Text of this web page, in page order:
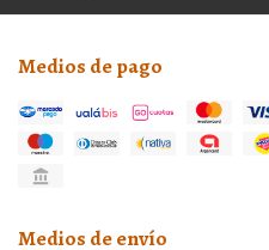
Medios de pago
Medios de envío